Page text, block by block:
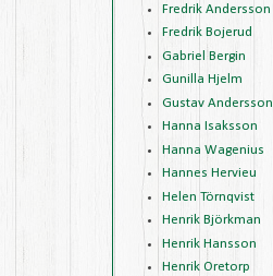
Fredrik Andersson
Fredrik Bojerud
Gabriel Bergin
Gunilla Hjelm
Gustav Andersson
Hanna Isaksson
Hanna Wagenius
Hannes Hervieu
Helen Törnqvist
Henrik Björkman
Henrik Hansson
Henrik Oretorp